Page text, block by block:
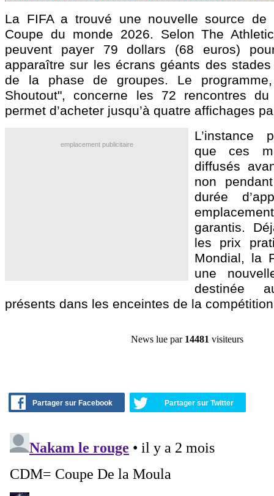
La FIFA a trouvé une nouvelle source de
Coupe du monde 2026. Selon The
peuvent payer 79 dollars (68 euros)
apparaître sur les écrans géants des
de la phase de groupes. Le
Shoutout", concerne les 72 rencontres
permet d’acheter jusqu’à quatre affichages
emplacement publicitaire
L’instance
que ces
diffusés
non
durée
garantis.
les prix
Mondial, la
une
destinée
présents dans les enceintes de la
News lue par 14481 visiteurs
Partager sur Facebook Partager sur Twitter